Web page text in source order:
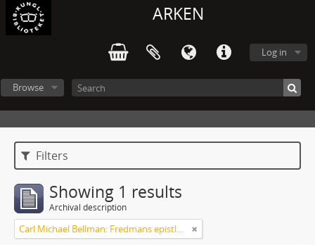
ARKEN
Log in
Browse
Filters
Showing 1 results
Archival description
Carl Michael Bellman: Fredmans epistlar m.m.